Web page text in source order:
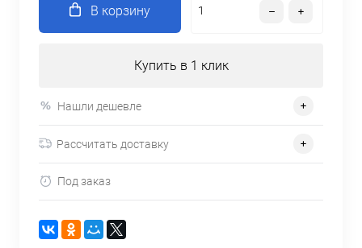
В корзину
Купить в 1 клик
Нашли дешевле
Рассчитать доставку
Под заказ